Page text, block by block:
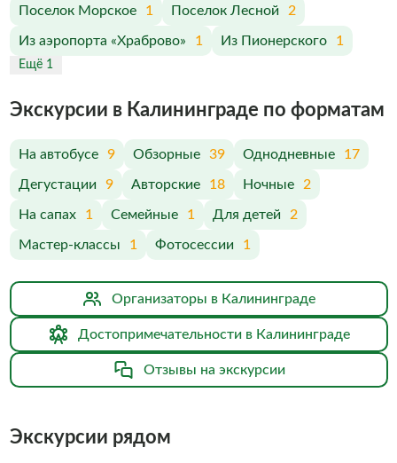
Поселок Морское 1 Поселок Лесной 2
Из аэропорта «Храброво» 1 Из Пионерского 1
Ещё 1
Экскурсии в Калининграде по форматам
На автобусе 9 Обзорные 39 Однодневные 17
Дегустации 9 Авторские 18 Ночные 2
На сапах 1 Семейные 1 Для детей 2
Мастер-классы 1 Фотосессии 1
Организаторы в Калининграде
Достопримечательности в Калининграде
Отзывы на экскурсии
Экскурсии рядом